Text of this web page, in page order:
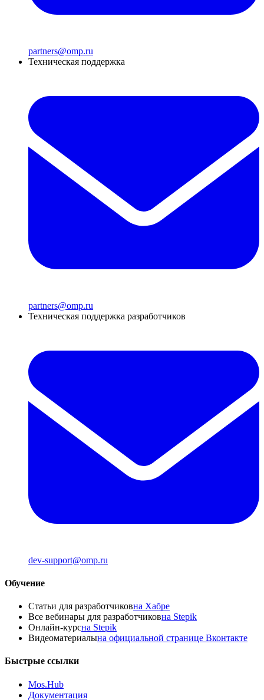
partners@omp.ru
Техническая поддержка
partners@omp.ru
Техническая поддержка разработчиков
dev-support@omp.ru
Обучение
Статьи для разработчиковна Хабре
Все вебинары для разработчиковна Stepik
Онлайн-курсна Stepik
Видеоматериалына официальной странице Вконтакте
Быстрые ссылки
Mos.Hub
Документация